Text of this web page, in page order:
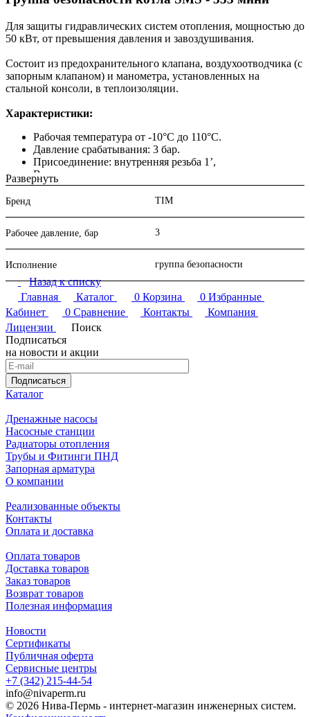
Для защиты гидравлических систем отопления, мощностью до
50 кВт, от превышения давления и завоздушивания.
Состоит из предохранительного клапана, воздухоотводчика (с
запорным клапаном) и манометра, установленных на
стальной консоли, в теплоизоляции.
Характеристики:
Рабочая температура от -10°С до 110°С.
Давление срабатывания: 3 бар.
Присоединение: внутренняя резьба 1’,
Вертикальное расположение.
Комплектующие и принадлежности для котлов купить в
интернет-магазине "НИВА" по выгодной цене. Доступна
консультация специалиста: если есть вопросы по подбору
комплектующих для котельного оборудования, позвоните нам
или воспользуйтесь онлайн-формой.
Сделайте заказ не выходя из дома: в интернет-магазине
удобный интерфейс и защищенная система оплаты.
Развернуть
Бренд TIM
Рабочее давление, бар 3
Исполнение группа безопасности
Назад к списку
Главная
Каталог 0 Корзина 0 Избранные
Кабинет
0 Сравнение Контакты
Компания
Лицензии
Поиск
Подписаться
на новости и акции
Подписаться
Каталог
Дренажные насосы
Насосные станции
Радиаторы отопления
Трубы и Фитинги ПНД
Запорная арматура
О компании
Реализованные объекты
Контакты
Оплата и доставка
Оплата товаров
Доставка товаров
Заказ товаров
Возврат товаров
Полезная информация
Новости
Сертификаты
Публичная оферта
Сервисные центры
+7 (342) 215-44-54
info@nivaperm.ru
© 2026 Нива-Пермь - интернет-магазин инженерных систем.